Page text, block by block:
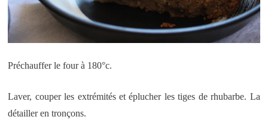
Préchauffer le four à 180°c.
Laver, couper les extrémités et éplucher les tiges de rhubarbe. La
détailler en tronçons.